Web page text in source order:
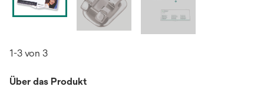
1-3 von 3
Über das Produkt